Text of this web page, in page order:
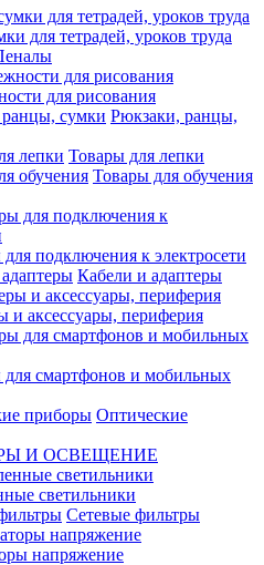
для тетрадей, уроков труда
для рисования
Рюкзаки, ранцы,
Товары для лепки
Товары для обучения
подключения к электросети
Кабели и адаптеры
и аксессуары, периферия
для смартфонов и мобильных
Оптические
И ОСВЕЩЕНИЕ
светильники
Сетевые фильтры
напряжение